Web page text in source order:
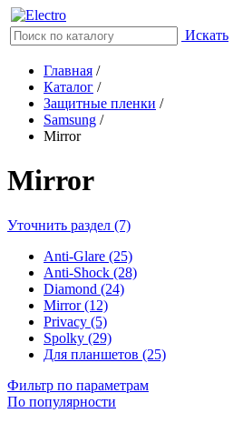
Искать
Главная /
Каталог /
Защитные пленки /
Samsung /
Mirror
Mirror
Уточнить раздел (7)
Anti-Glare (25)
Anti-Shock (28)
Diamond (24)
Mirror (12)
Privacy (5)
Spolky (29)
Для планшетов (25)
Фильтр по параметрам
По популярности